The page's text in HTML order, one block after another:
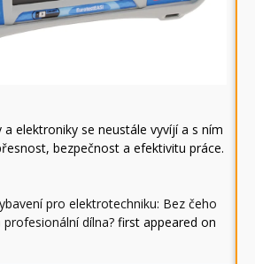
elektroniky se neustále vyvíjí a s ním
bezpečnost a efektivitu práce.
pro elektrotechniku: Bez čeho
dílna? first appeared on